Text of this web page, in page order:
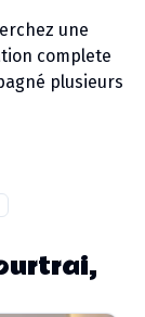
une
complete
plusieurs